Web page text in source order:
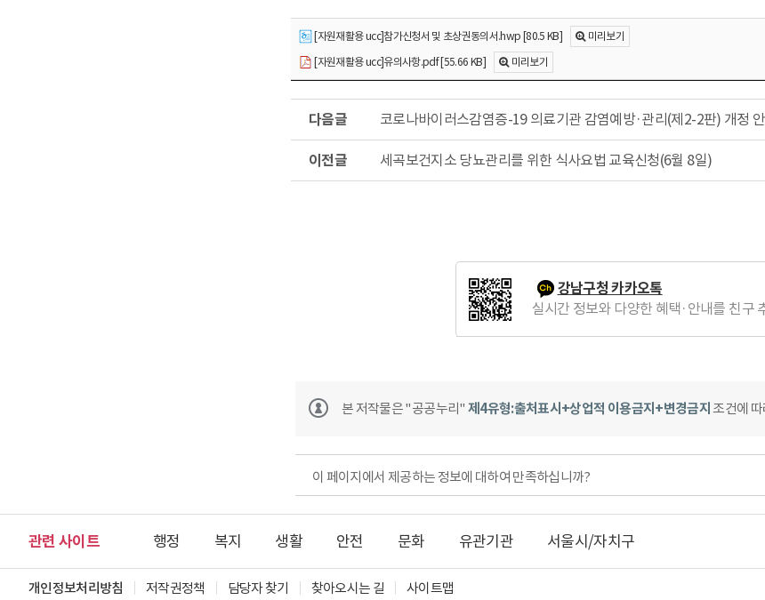
[자원재활용 ucc]참가신청서 및 초상권동의서.hwp [80.5 KB]
미리보기
[자원재활용 ucc]유의사항.pdf [55.66 KB]
미리보기
글
코로나바이러스감염증-19 의료기관 감염예방·관리(제2-2판) 개정
글
세곡보건지소 당뇨관리를 위한 식사요법 교육신청(6월 8일)
강남구청 카카오톡
실시간 정보와 다양한 혜택·안내를 친구
본 저작물은 "공공누리" 제4유형:출처표시+상업적 이용금지+변경금지조건에 따
이 페이지에서 제공하는 정보에 대하여 만족하십니까?
관련 사이트 행정 복지 생활 안전 문화 유관기관 서울시/자치구
개인정보처리방침 저작권정책 담당자 찾기 찾아오시는 길 사이트맵